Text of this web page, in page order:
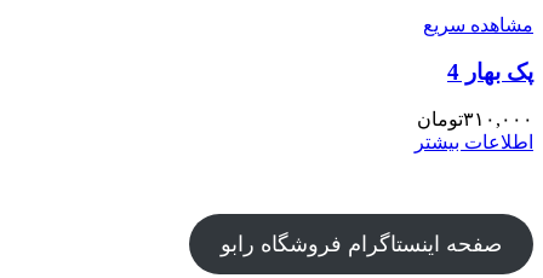
مشاهده سریع
پک بهار 4
۳۱۰,۰۰۰تومان
اطلاعات بیشتر
صفحه اینستاگرام فروشگاه رابو